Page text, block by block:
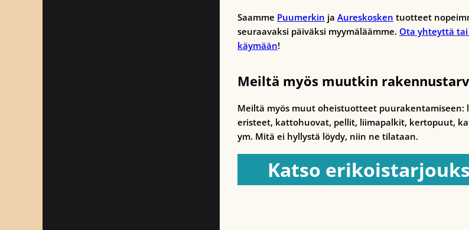
Saamme Puumerkin ja Aureskosken tuotteet
seuraavaksi päiväksi myymäläämme. Ota yhteyttä
käymään!
Meiltä myös muutkin
Meiltä myös muut oheistuotteet puurakentamiseen:
eristeet, kattohuovat, pellit, liimapalkit, kertopuut,
ym. Mitä ei hyllystä löydy, niin ne tilataan.
Katso